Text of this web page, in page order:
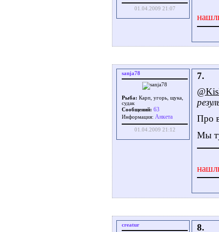
01.04.2009 21:07
sanja78
Рыба: Карп, угорь, щука,
судак
Сообщений: 63
Информация: Aнкета
01.04.2009 21:12
7.
Про
Мы
creatur
8.